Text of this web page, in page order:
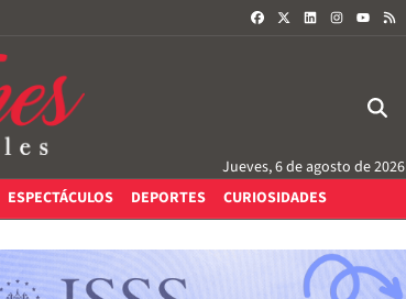
FACEBOOKLINKEDININSTAGRAM
Jueves, 6 de agosto de 2026
ESPECTÁCULOS DEPORTES CURIOSIDADES